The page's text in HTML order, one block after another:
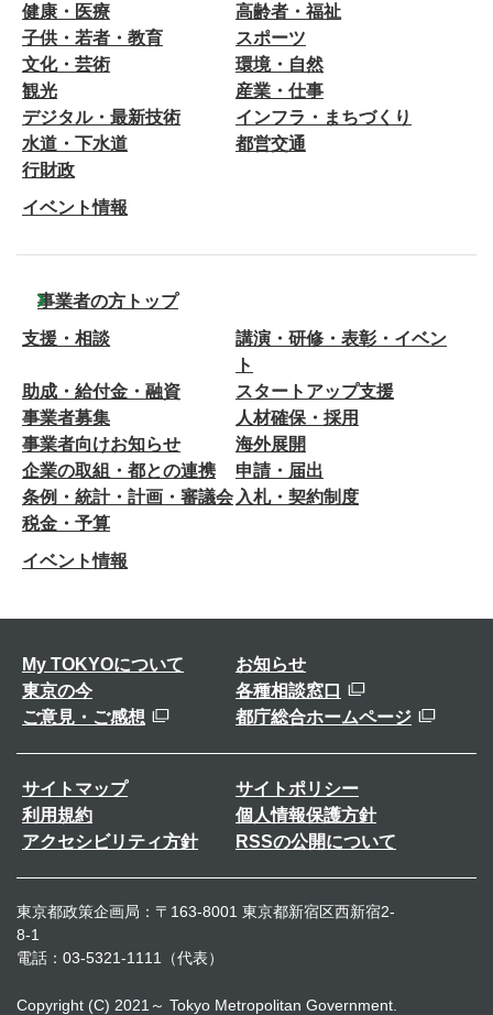
健康・医療
高齢者・福祉
子供・若者・教育
スポーツ
文化・芸術
環境・自然
観光
産業・仕事
デジタル・最新技術
インフラ・まちづくり
水道・下水道
都営交通
行財政
イベント情報
事業者の方トップ
支援・相談
講演・研修・表彰・イベン
ト
助成・給付金・融資
スタートアップ支援
事業者募集
人材確保・採用
事業者向けお知らせ
海外展開
企業の取組・都との連携
申請・届出
条例・統計・計画・審議会 入札・契約制度
税金・予算
イベント情報
My TOKYOについて
お知らせ
東京の今
各種相談窓口
ご意見・ご感想
都庁総合ホームページ
サイトマップ
サイトポリシー
利用規約
個人情報保護方針
アクセシビリティ方針
RSSの公開について
東京都政策企画局：〒163-8001 東京都新宿区西新宿2-
8-1
電話：03-5321-1111（代表）
Copyright (C) 2021～ Tokyo Metropolitan Government.